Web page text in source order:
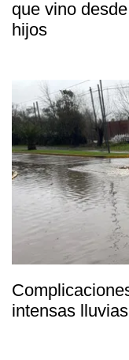
que vino
hijos
intensas lluvias